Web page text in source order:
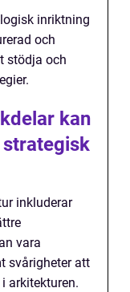
inriktning
och
stödja och
kan
inkluderar
vara
svårigheter att
arkitekturen.